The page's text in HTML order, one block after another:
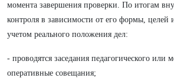
момента завершения проверки. По итогам
контроля в зависимости от его формы, целей
учетом реального положения дел:
- проводятся заседания педагогического или
оперативные совещания;